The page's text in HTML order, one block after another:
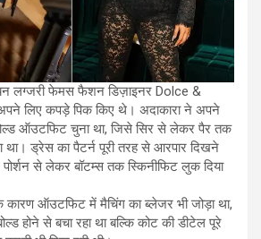
लग्जरी फेमस फैशन डिज़ाइनर Dolce &
लिए कपड़े पिक किए थे। अदाकारा ने अपने
ऑउटफिट चुना था, जिसे सिर से लेकर पैर तक
ड्रेस का पैटर्न पूरी तरह से आरपार दिखने
से लेकर बॉटम्स तक स्किनीफिट लुक दिया
कारण ऑउटफिट में मैचिंग का ब्लेजर भी जोड़ा था,
होने से बचा रहा था बल्कि कोट की डीटेल पूरे